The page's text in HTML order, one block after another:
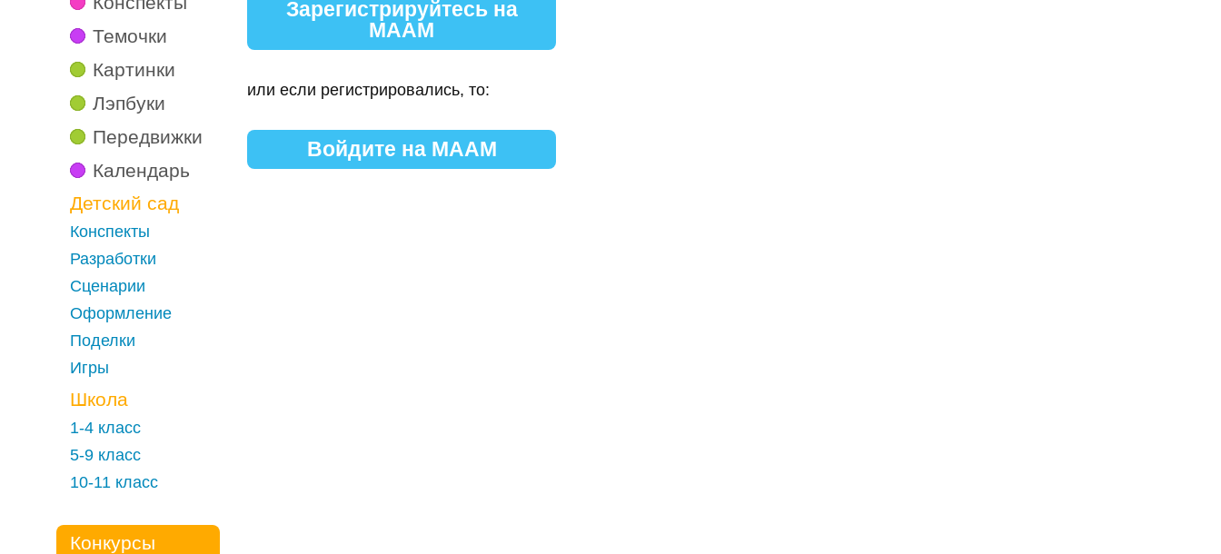
Темочки
Картинки
Лэпбуки
Передвижки
Календарь
Детский сад
Конспекты
Разработки
Сценарии
Оформление
Поделки
Игры
Школа
1-4 класс
5-9 класс
10-11 класс
Конкурсы
Зарегистрируйтесь на
МААМ
или если регистрировались, то:
Войдите на МААМ